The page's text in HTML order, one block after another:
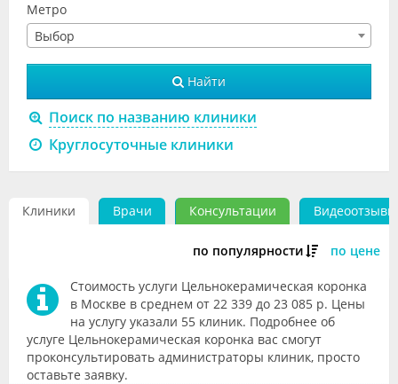
Видео
Форум
Клиники
Специалисты
Галерея
Блоги
Метро
Выбор
Найти
Поиск по названию клиники
Круглосуточные клиники
Клиники Врачи Консультации Видеоотзывы
по популярности по цене
Стоимость услуги Цельнокерамическая коронка
в Москве в среднем от 22 339 до 23 085 р. Цены
на услугу указали 55 клиник. Подробнее об
услуге Цельнокерамическая коронка вас смогут
проконсультировать администраторы клиник, просто
оставьте заявку.